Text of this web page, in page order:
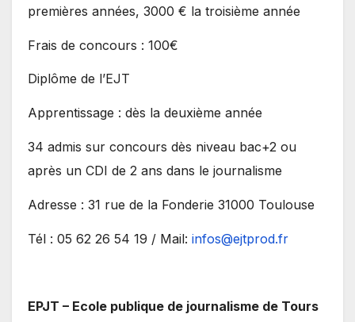
premières années, 3000 € la troisième année
Frais de concours : 100€
Diplôme de l’EJT
Apprentissage : dès la deuxième année
34 admis sur concours dès niveau bac+2 ou
après un CDI de 2 ans dans le journalisme
Adresse : 31 rue de la Fonderie 31000 Toulouse
Tél : 05 62 26 54 19 / Mail: infos@ejtprod.fr
EPJT – Ecole publique de journalisme de Tours